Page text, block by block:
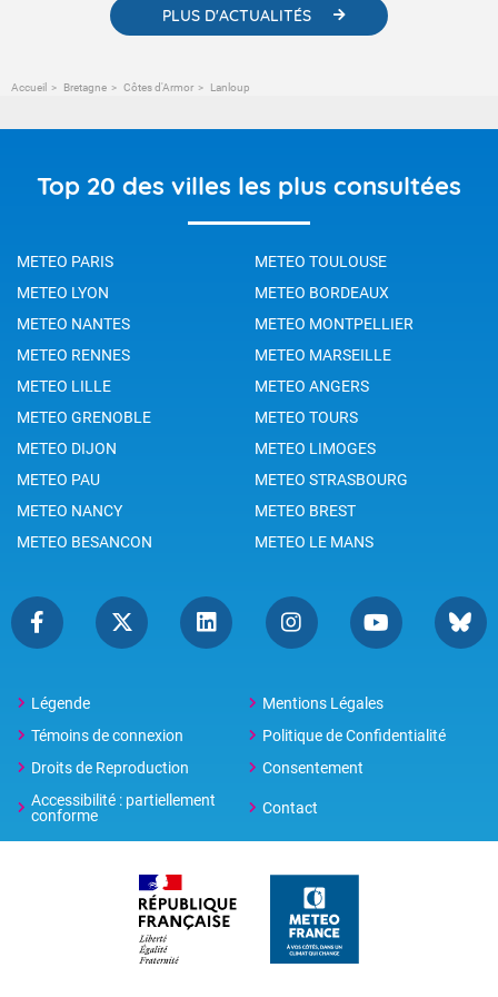
PLUS D'ACTUALITÉS
Accueil Bretagne Côtes d'Armor Lanloup
Top 20 des villes les plus consultées
METEO PARIS
METEO TOULOUSE
METEO LYON
METEO BORDEAUX
METEO NANTES
METEO MONTPELLIER
METEO RENNES
METEO MARSEILLE
METEO LILLE
METEO ANGERS
METEO GRENOBLE
METEO TOURS
METEO DIJON
METEO LIMOGES
METEO PAU
METEO STRASBOURG
METEO NANCY
METEO BREST
METEO BESANCON
METEO LE MANS
Légende
Mentions Légales
Témoins de connexion
Politique de Confidentialité
Droits de Reproduction
Consentement
Accessibilité : partiellement
conforme
Contact